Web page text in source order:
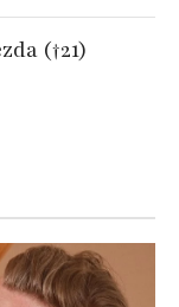
(†21)